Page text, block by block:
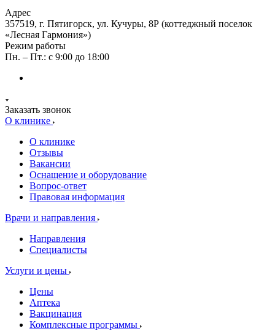
Адрес
357519, г. Пятигорск, ул. Кучуры, 8Р (коттеджный поселок
«Лесная Гармония»)
Режим работы
Пн. – Пт.: с 9:00 до 18:00
Заказать звонок
О клинике
О клинике
Отзывы
Вакансии
Оснащение и оборудование
Вопрос-ответ
Правовая информация
Врачи и направления
Направления
Специалисты
Услуги и цены
Цены
Аптека
Вакцинация
Комплексные программы